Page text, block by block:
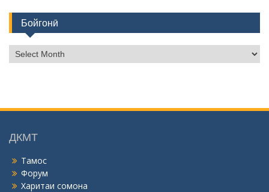
Бойгонӣ
о
н
ДКМТ
Тамос
Форум
Харитаи сомона